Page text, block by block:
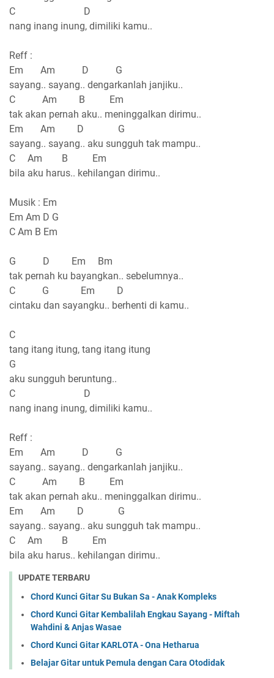
C D
nang inang inung, dimiliki kamu..
Reff :
Em Am D G
sayang.. sayang.. dengarkanlah janjiku..
C Am B Em
tak akan pernah aku.. meninggalkan dirimu..
Em Am D G
sayang.. sayang.. aku sungguh tak mampu..
C Am B Em
bila aku harus.. kehilangan dirimu..
Musik : Em
Em Am D G
C Am B Em
G D Em Bm
tak pernah ku bayangkan.. sebelumnya..
C G Em D
cintaku dan sayangku.. berhenti di kamu..
C
tang itang itung, tang itang itung
G
aku sungguh beruntung..
C D
nang inang inung, dimiliki kamu..
Reff :
Em Am D G
sayang.. sayang.. dengarkanlah janjiku..
C Am B Em
tak akan pernah aku.. meninggalkan dirimu..
Em Am D G
sayang.. sayang.. aku sungguh tak mampu..
C Am B Em
bila aku harus.. kehilangan dirimu..
UPDATE TERBARU
Chord Kunci Gitar Su Bukan Sa - Anak Kompleks
Chord Kunci Gitar Kembalilah Engkau Sayang - Miftah
Wahdini & Anjas Wasae
Chord Kunci Gitar KARLOTA - Ona Hetharua
Belajar Gitar untuk Pemula dengan Cara Otodidak